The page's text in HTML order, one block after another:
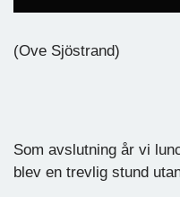
(Ove Sjöstrand)
Som avslutning år vi
blev en trevlig stund